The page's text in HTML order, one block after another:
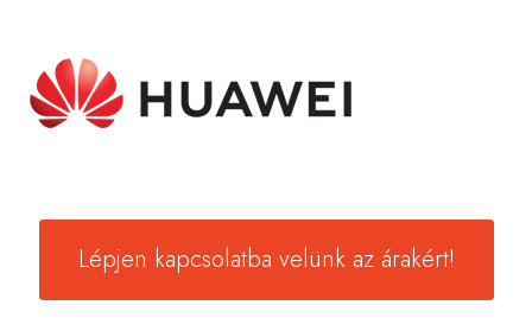
Lépjen kapcsolatba velünk az árakért!